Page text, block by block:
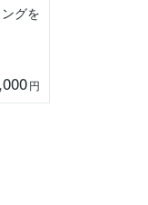
グを
円